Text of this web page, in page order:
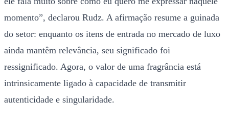
momento”, declarou Rudz. A afirmação resume a guinada
do setor: enquanto os itens de entrada no mercado de luxo
ainda mantêm relevância, seu significado foi
ressignificado. Agora, o valor de uma fragrância está
intrinsicamente ligado à capacidade de transmitir
autenticidade e singularidade.